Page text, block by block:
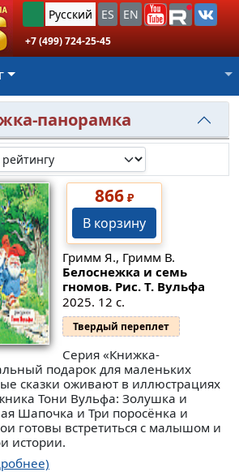
Русский ES EN
+7 (499) 724-25-45
панорамка
866₽
В корзину
Гримм Я., Гримм В.
Белоснежка и семь
гномов. Рис. Т. Вульфа
2025. 12 с.
Твердый переплет
Серия «Книжка-
подарок для маленьких
сказки оживают в иллюстрациях
Тони Вульфа: Золушка и
Шапочка и Три поросëнка и
готовы встретиться с малышом и
истории.